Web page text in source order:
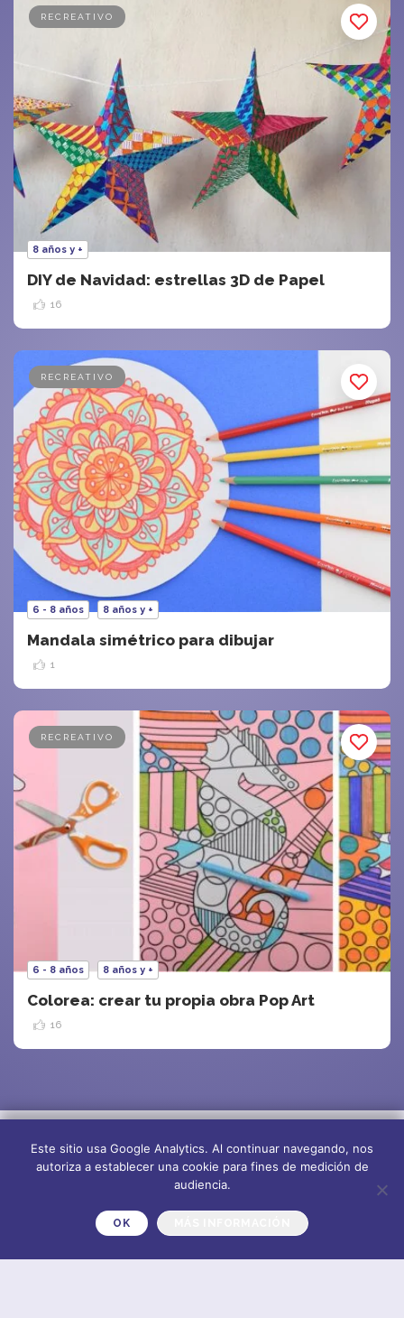
RECREATIVO
8 años y +
DIY de Navidad: estrellas 3D de Papel
16
RECREATIVO
6 - 8 años 8 años y +
Mandala simétrico para dibujar
1
RECREATIVO
6 - 8 años 8 años y +
Colorea: crear tu propia obra Pop Art
16
Este sitio usa Google Analytics. Al continuar navegando, nos
autoriza a establecer una cookie para fines de medición de
audiencia.
OK